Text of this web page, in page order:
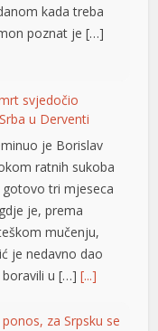
kada treba
poznat je […]
svjedočio
u Derventi
je Borislav
ratnih sukoba
gotovo tri mjeseca
je, prema
mučenju,
je nedavno dao
boravili u […][...]
za Srpsku se